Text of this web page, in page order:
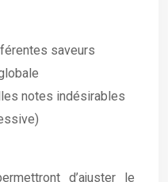
saveurs
notes indésirables
d’ajuster le